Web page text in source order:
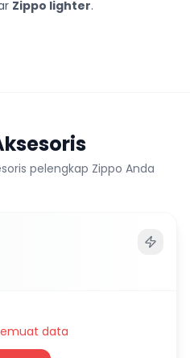
Zippo lighter.
pelengkap Zippo Anda
data